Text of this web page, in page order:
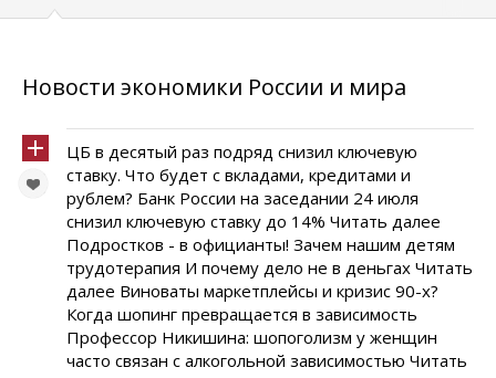
Новости экономики России и мира
ЦБ в десятый раз подряд снизил ключевую
ставку. Что будет с вкладами, кредитами и
рублем? Банк России на заседании 24 июля
снизил ключевую ставку до 14% Читать далее
Подростков - в официанты! Зачем нашим детям
трудотерапия И почему дело не в деньгах Читать
далее Виноваты маркетплейсы и кризис 90-х?
Когда шопинг превращается в зависимость
Профессор Никишина: шопоголизм у женщин
часто связан с алкогольной зависимостью Читать